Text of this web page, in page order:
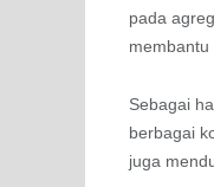
pada
membantu
Sebagai
berbagai
juga